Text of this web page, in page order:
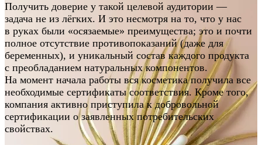
Получить доверие у такой целевой аудитории —
задача не из лёгких. И это несмотря на то, что у нас
в руках были «осязаемые» преимущества; это и почти
полное отсутствие противопоказаний (даже для
беременных), и уникальный состав каждого продукта
с преобладанием натуральных компонентов.
На момент начала работы вся косметика получила все
необходимые сертификаты соответствия. Кроме того,
компания активно приступила к добровольной
сертификации о заявленных потребительских
свойствах.